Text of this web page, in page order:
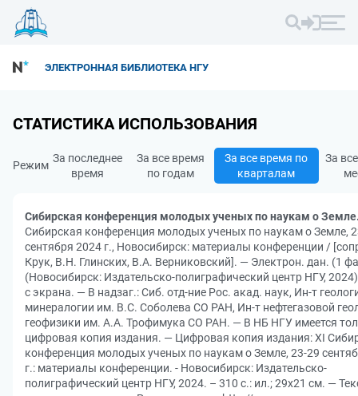
ЭЛЕКТРОННАЯ БИБЛИОТЕКА НГУ
СТАТИСТИКА ИСПОЛЬЗОВАНИЯ
Режим
За последнее
время
За все время
по годам
За все время по
кварталам
За
Сибирская конференция молодых ученых по наукам о
Сибирская конференция молодых ученых по наукам о Земле,
сентября 2024 г., Новосибирск: материалы конференции /
Крук, В.Н. Глинских, В.А. Верниковский]. — Электрон. дан. (1
(Новосибирск: Издательско-полиграфический центр НГУ,
с экрана. — В надзаг.: Сиб. отд-ние Рос. акад. наук, Ин-т
минералогии им. В.С. Соболева СО РАН, Ин-т нефтегазовой
геофизики им. А.А. Трофимука СО РАН. — В НБ НГУ имеется
цифровая копия издания. — Цифровая копия издания: XI
конференция молодых ученых по наукам о Земле, 23-29
г.: материалы конференции. - Новосибирск: Издательско-
полиграфический центр НГУ, 2024. – 310 с.: ил.; 29х21 см. —